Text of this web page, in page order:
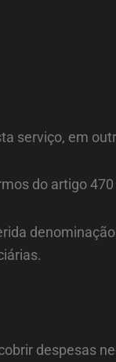
serviço, em
do artigo
despesas